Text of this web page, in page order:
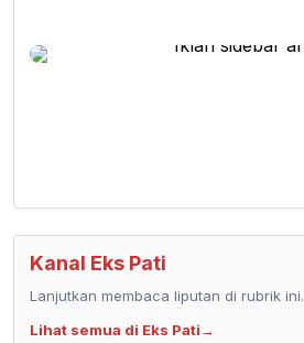
Kanal Eks Pati
Lanjutkan membaca liputan di rubrik ini.
Lihat semua di Eks Pati→